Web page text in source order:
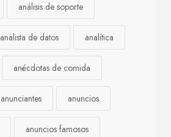
análisis de soporte
analista de datos analítica
anécdotas de comida
anunciantes anuncios
anuncios famosos